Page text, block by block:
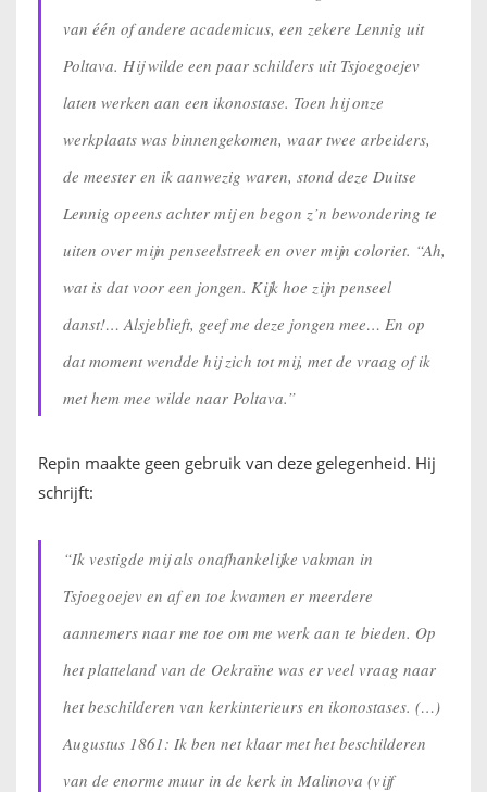
van één of andere academicus, een zekere Lennig uit
Poltava. Hij wilde een paar schilders uit Tsjoegoejev
laten werken aan een ikonostase. Toen hij onze
werkplaats was binnengekomen, waar twee arbeiders,
de meester en ik aanwezig waren, stond deze Duitse
Lennig opeens achter mij en begon z’n bewondering te
uiten over mijn penseelstreek en over mijn coloriet. “Ah,
wat is dat voor een jongen. Kijk hoe zijn penseel
danst!… Alsjeblieft, geef me deze jongen mee… En op
dat moment wendde hij zich tot mij, met de vraag of ik
met hem mee wilde naar Poltava.”
Repin maakte geen gebruik van deze gelegenheid. Hij
schrijft:
“Ik vestigde mij als onafhankelijke vakman in
Tsjoegoejev en af en toe kwamen er meerdere
aannemers naar me toe om me werk aan te bieden. Op
het platteland van de Oekraïne was er veel vraag naar
het beschilderen van kerkinterieurs en ikonostases. (…)
Augustus 1861: Ik ben net klaar met het beschilderen
van de enorme muur in de kerk in Malinova (vijf